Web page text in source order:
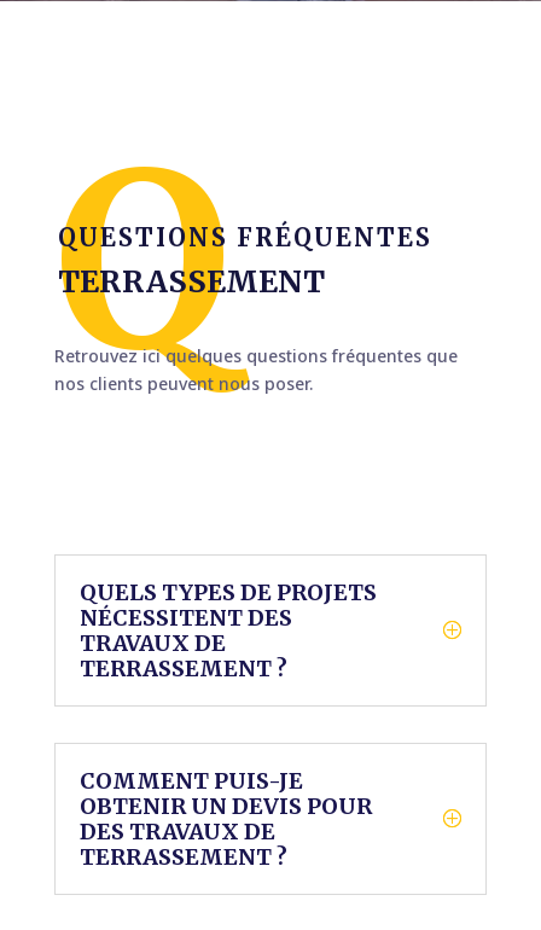
QUESTIONS FRÉQUENTES
TERRASSEMENT
Retrouvez ici quelques questions fréquentes que
nos clients peuvent nous poser.
QUELS TYPES DE PROJETS
NÉCESSITENT DES
TRAVAUX DE
TERRASSEMENT ?
COMMENT PUIS-JE
OBTENIR UN DEVIS POUR
DES TRAVAUX DE
TERRASSEMENT ?